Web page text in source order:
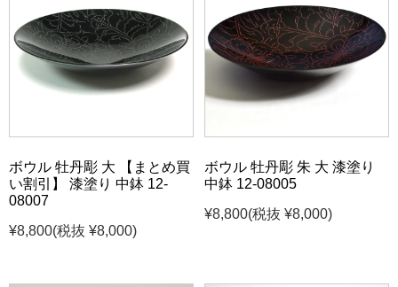
ボウル 牡丹彫 大 【まとめ買
い割引】 漆塗り 中鉢 12-
08007
¥8,800(税抜 ¥8,000)
ボウル 牡丹彫 朱 大 漆塗り
中鉢 12-08005
¥8,800(税抜 ¥8,000)